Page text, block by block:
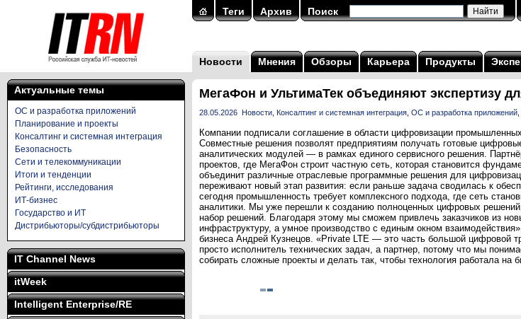
Теги Архив Поиск
Новости Мнения Обзоры Карьера Продукты
Актуальные темы
ОС и разработка приложений
Планирование и проекты
Консалтинг и системная интеграция
Безопасность
Сети и телекоммуникации
Итоги и тенденции
Рейтинги, исследования
ИТ-бизнес
Государство и ИТ
Дистрибьюторы/субдистрибьюторы
IT Channel News
itWeek
Intelligent Enterprise/RE
МегаФон и УльтимаТек объединяют экспертизу
28.05.2026 Новости Консалтинг и системная интеграция ОС и разработка приложений
Компании подписали соглашение в области цифровизации
Совместные решения позволят предприятиям получать готовые
аналитических модулей — в рамках единого сервисного решения.
проектов, где МегаФон строит частную сеть, которая становится
объединит различные отраслевые программные решения для
переживают новый этап развития: если раньше задача сводилась к
сегодня промышленность требует комплексного подхода, где сеть
аналитики. Мы уже перешли к созданию полноценных цифровых решений,
набор решений. Благодаря этому мы сможем привлечь заказчиков из
инфраструктуру, а умное производство с единым окном
бизнеса Андрей Кузнецов. «Private LTE — это часть большой цифровой
просто исполнитель технических задач, а партнер, потому что мы
собирать сложные проекты и делать так, чтобы технология работала на